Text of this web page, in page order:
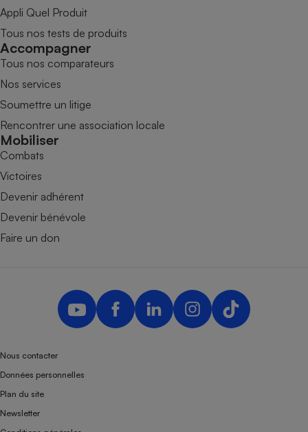
Appli Quel Produit
Tous nos tests de produits
Accompagner
Tous nos comparateurs
Nos services
Soumettre un litige
Rencontrer une association locale
Mobiliser
Combats
Victoires
Devenir adhérent
Devenir bénévole
Faire un don
Nous contacter
Données personnelles
Plan du site
Newsletter